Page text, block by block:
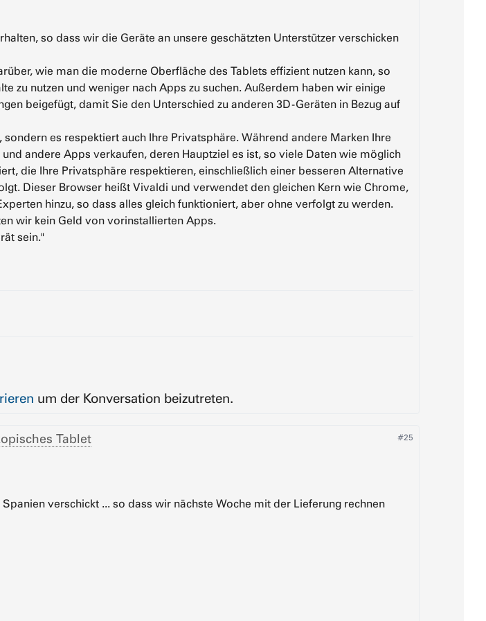
so dass wir die Geräte an unsere geschätzten Unterstützer verschicken
wie man die moderne Oberfläche des Tablets effizient nutzen kann, so
zu nutzen und weniger nach Apps zu suchen. Außerdem haben wir einige
beigefügt, damit Sie den Unterschied zu anderen 3D-Geräten in Bezug auf
es respektiert auch Ihre Privatsphäre. Während andere Marken Ihre
andere Apps verkaufen, deren Hauptziel es ist, so viele Daten wie möglich
die Ihre Privatsphäre respektieren, einschließlich einer besseren Alternative
Dieser Browser heißt Vivaldi und verwendet den gleichen Kern wie Chrome,
hinzu, so dass alles gleich funktioniert, aber ohne verfolgt zu werden.
wir kein Geld von vorinstallierten Apps.
sein."
um der Konversation beizutreten.
Tablet #25
verschickt ... so dass wir nächste Woche mit der Lieferung rechnen